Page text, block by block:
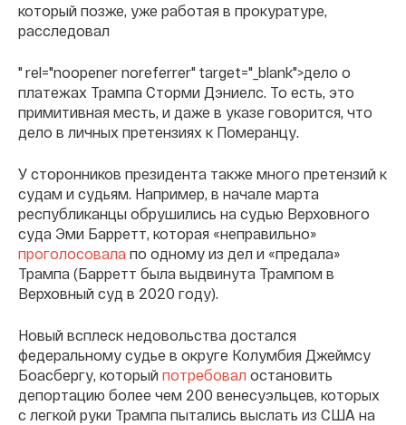
который позже, уже работая в прокуратуре,
расследовал
" rel="noopener noreferrer" target="_blank">дело о
платежах Трампа Сторми Дэниелс. То есть, это
примитивная месть, и даже в указе говорится, что
дело в личных претензиях к Померанцу.
У сторонников президента также много претензий к
судам и судьям. Например, в начале марта
республиканцы обрушились на судью Верховного
суда Эми Барретт, которая «неправильно»
проголосовала по одному из дел и «предала»
Трампа (Барретт была выдвинута Трампом в
Верховный суд в 2020 году).
Новый всплеск недовольства достался
федеральному судье в округе Колумбия Джеймсу
Боасбергу, который потребовал остановить
депортацию более чем 200 венесуэльцев, которых
с легкой руки Трампа пытались выслать из США на